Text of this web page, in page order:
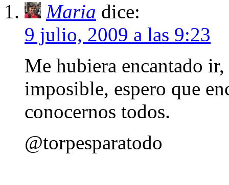
Maria dice:
9 julio, 2009 a las 9:23
Me hubiera encantado ir,
imposible, espero que
conocernos todos.
@torpesparatodo